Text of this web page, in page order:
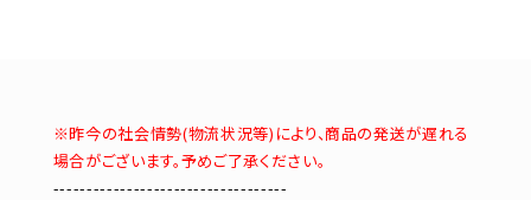
※昨今の社会情勢(物流状況等)により、商品の発送が遅れる
場合がございます。予めご了承ください。
-----------------------------------